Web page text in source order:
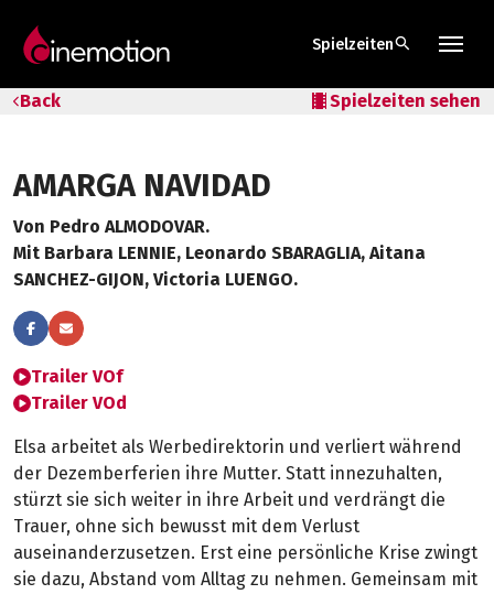
Spielzeitensearch
Back local_movies Spielzeiten sehen
AMARGA NAVIDAD
Von Pedro ALMODOVAR.
Mit Barbara LENNIE, Leonardo SBARAGLIA, Aitana
SANCHEZ-GIJON, Victoria LUENGO.
Trailer VOf
Trailer VOd
Elsa arbeitet als Werbedirektorin und verliert während
der Dezemberferien ihre Mutter. Statt innezuhalten,
stürzt sie sich weiter in ihre Arbeit und verdrängt die
Trauer, ohne sich bewusst mit dem Verlust
auseinanderzusetzen. Erst eine persönliche Krise zwingt
sie dazu, Abstand vom Alltag zu nehmen. Gemeinsam mit
Geschenk-Gutschein
Tipps